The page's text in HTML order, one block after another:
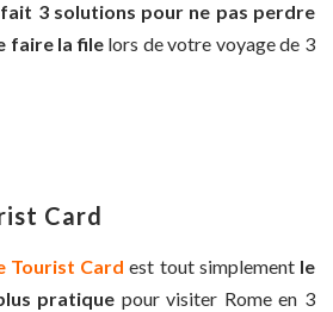
3 solutions pour ne pas perdre
faire la filelors de votre voyage de 3
Card
Tourist Card est tout simplement le
pratique pour visiter Rome en 3